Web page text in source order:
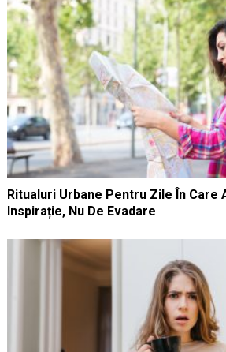
Ritualuri Urbane Pentru Zile În Care
Inspirație, Nu De Evadare